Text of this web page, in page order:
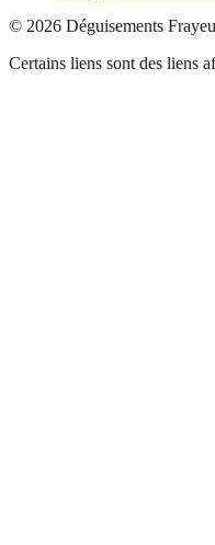
© 2026 Déguisements
Certains liens sont des liens